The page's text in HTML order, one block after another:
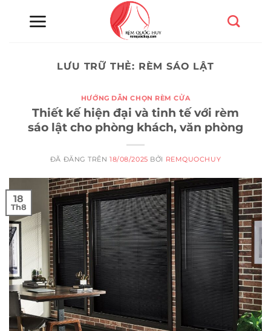
LƯU TRỮ THẺ: RÈM SÁO LẬT
HƯỚNG DẪN CHỌN RÈM CỬA
Thiết kế hiện đại và tinh tế với rèm
sáo lật cho phòng khách, văn phòng
ĐÃ ĐĂNG TRÊN18/08/2025 BỞI REMQUOCHUY
18
Th8